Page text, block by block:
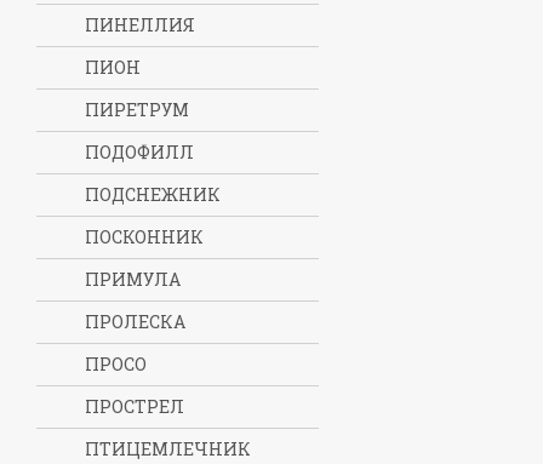
ПИНЕЛЛИЯ
ПИОН
ПИРЕТРУМ
ПОДОФИЛЛ
ПОДСНЕЖНИК
ПОСКОННИК
ПРИМУЛА
ПРОЛЕСКА
ПРОСО
ПРОСТРЕЛ
ПТИЦЕМЛЕЧНИК